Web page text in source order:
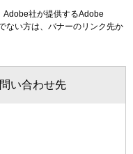
Adobe社が提供するAdobe
ない方は、バナーのリンク先か
い合わせ先